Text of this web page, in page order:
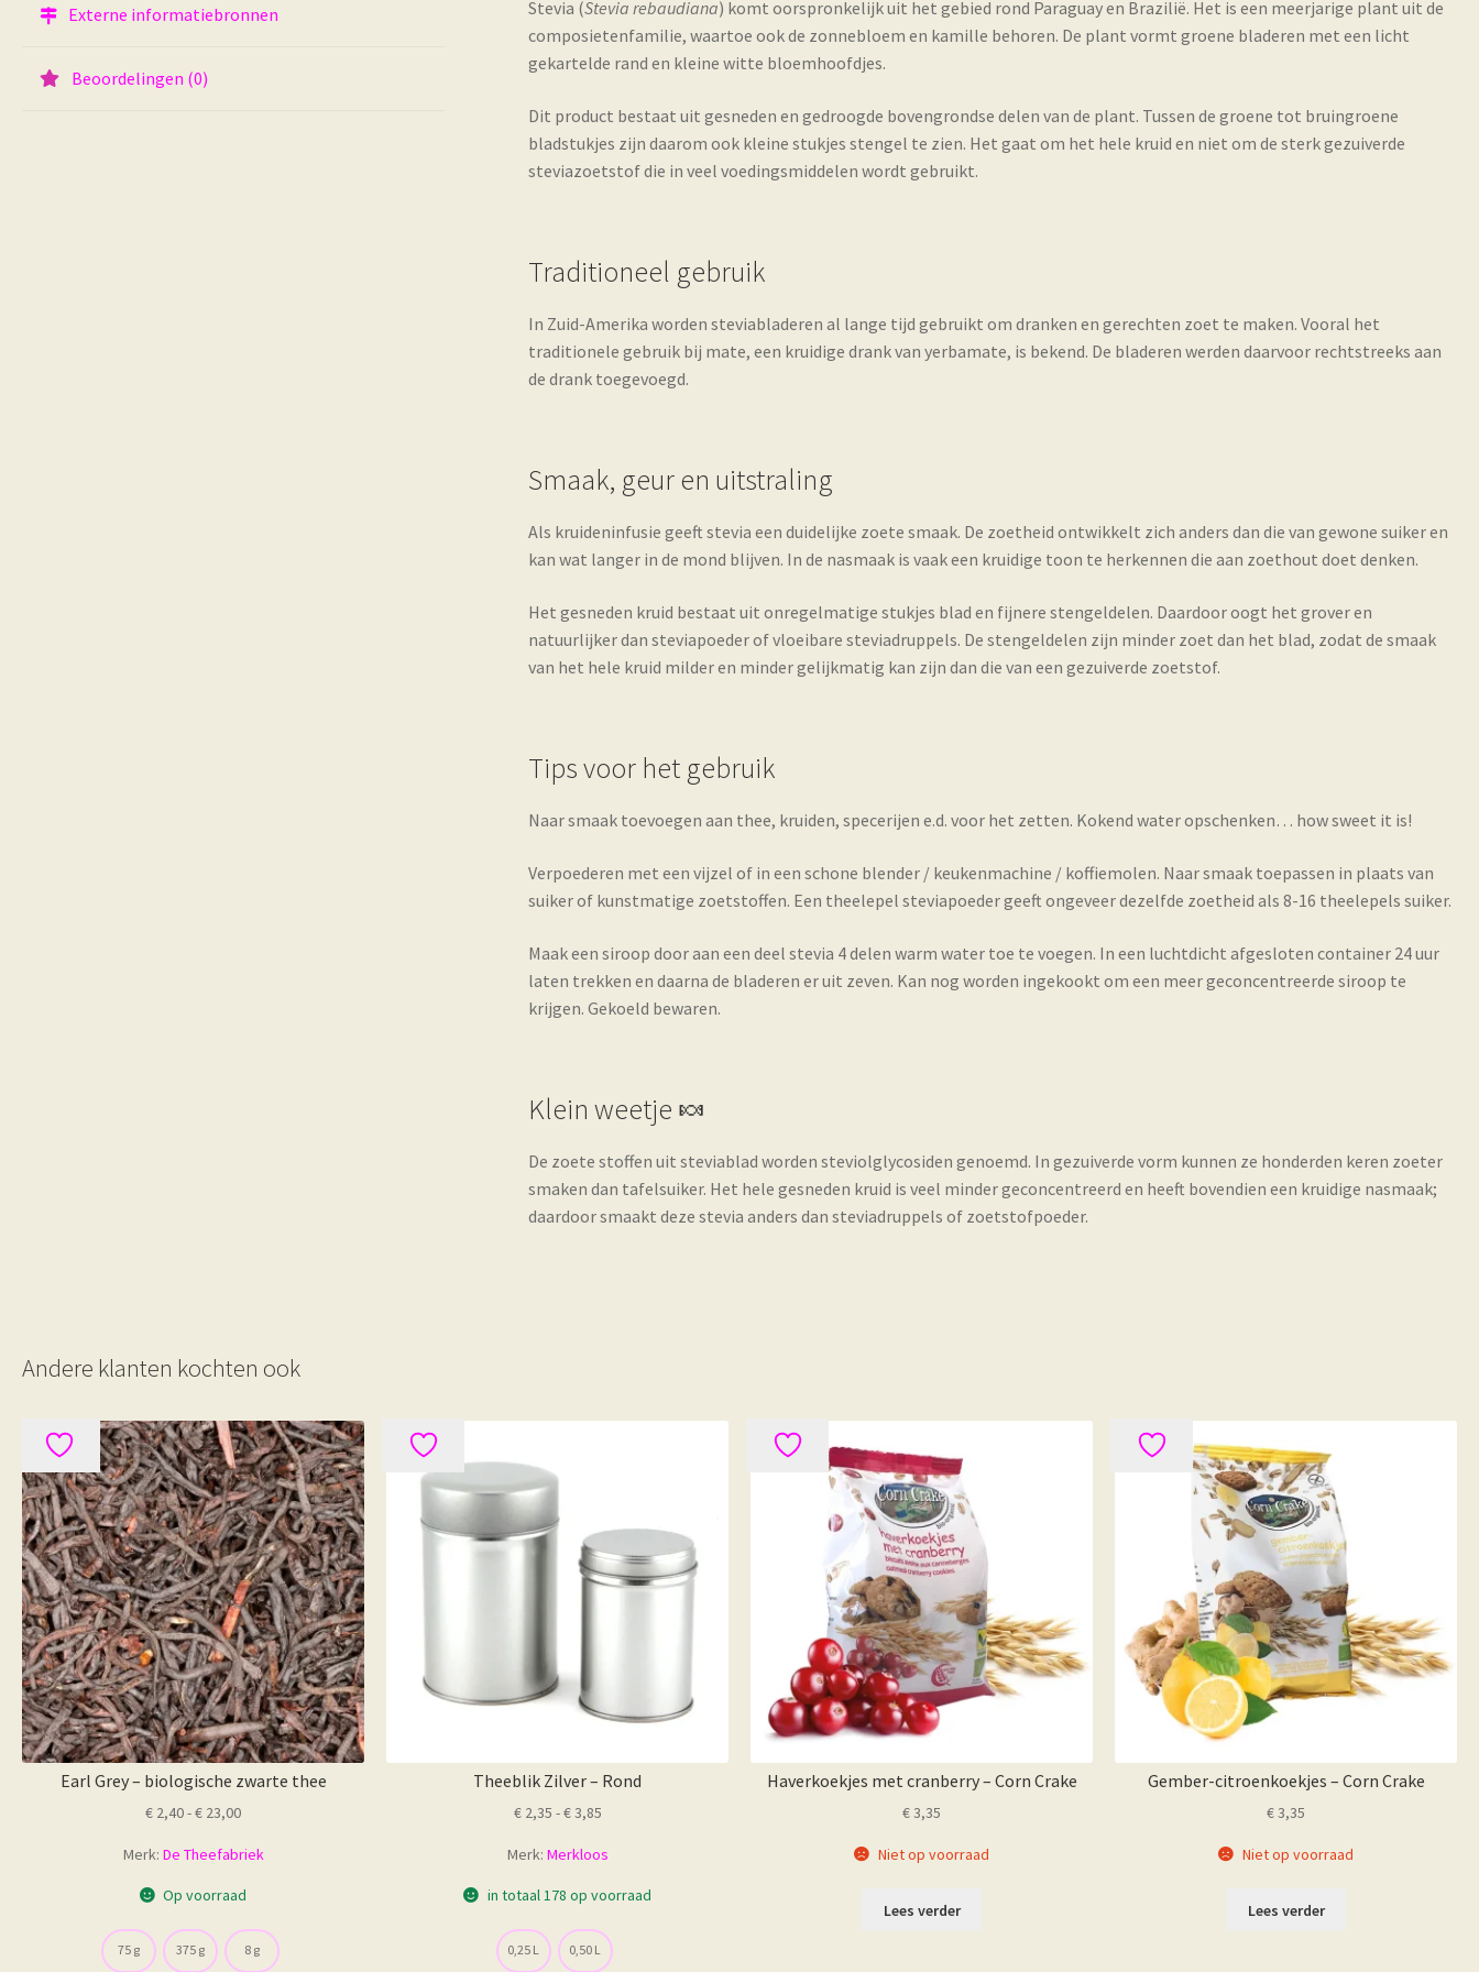
Externe informatiebronnen
Beoordelingen (0)
Stevia (Stevia rebaudiana) komt oorspronkelijk uit het gebied rond Paraguay en Brazilië. Het is een meerjarige plant uit de
composietenfamilie, waartoe ook de zonnebloem en kamille behoren. De plant vormt groene bladeren met een licht
gekartelde rand en kleine witte bloemhoofdjes.
Dit product bestaat uit gesneden en gedroogde bovengrondse delen van de plant. Tussen de groene tot bruingroene
bladstukjes zijn daarom ook kleine stukjes stengel te zien. Het gaat om het hele kruid en niet om de sterk gezuiverde
steviazoetstof die in veel voedingsmiddelen wordt gebruikt.
Traditioneel gebruik
In Zuid-Amerika worden steviabladeren al lange tijd gebruikt om dranken en gerechten zoet te maken. Vooral het
traditionele gebruik bij mate, een kruidige drank van yerbamate, is bekend. De bladeren werden daarvoor rechtstreeks aan
de drank toegevoegd.
Smaak, geur en uitstraling
Als kruideninfusie geeft stevia een duidelijke zoete smaak. De zoetheid ontwikkelt zich anders dan die van gewone suiker en
kan wat langer in de mond blijven. In de nasmaak is vaak een kruidige toon te herkennen die aan zoethout doet denken.
Het gesneden kruid bestaat uit onregelmatige stukjes blad en fijnere stengeldelen. Daardoor oogt het grover en
natuurlijker dan steviapoeder of vloeibare steviadruppels. De stengeldelen zijn minder zoet dan het blad, zodat de smaak
van het hele kruid milder en minder gelijkmatig kan zijn dan die van een gezuiverde zoetstof.
Tips voor het gebruik
Naar smaak toevoegen aan thee, kruiden, specerijen e.d. voor het zetten. Kokend water opschenken… how sweet it is!
Verpoederen met een vijzel of in een schone blender / keukenmachine / koffiemolen. Naar smaak toepassen in plaats van
suiker of kunstmatige zoetstoffen. Een theelepel steviapoeder geeft ongeveer dezelfde zoetheid als 8-16 theelepels suiker.
Maak een siroop door aan een deel stevia 4 delen warm water toe te voegen. In een luchtdicht afgesloten container 24 uur
laten trekken en daarna de bladeren er uit zeven. Kan nog worden ingekookt om een meer geconcentreerde siroop te
krijgen. Gekoeld bewaren.
Klein weetje 🍬
De zoete stoffen uit steviablad worden steviolglycosiden genoemd. In gezuiverde vorm kunnen ze honderden keren zoeter
smaken dan tafelsuiker. Het hele gesneden kruid is veel minder geconcentreerd en heeft bovendien een kruidige nasmaak;
daardoor smaakt deze stevia anders dan steviadruppels of zoetstofpoeder.
Andere klanten kochten ook
Earl Grey – biologische zwarte thee
€ 2,40-€ 23,00Prijsklasse:
tot
Merk: De Theefabriek
Op voorraad
75 g 375 g 8 g
Theeblik Zilver – Rond
€2,35 -€3,85Prijsklasse:
tot
Merk: Merkloos
in totaal 178 op voorraad
0,25 L 0,50 L
Haverkoekjes met cranberry – Corn Crake
€3,35
Niet op voorraad
Lees verder
Gember-citroenkoekjes – Corn Crake
€3,35
Niet op voorraad
Lees verder